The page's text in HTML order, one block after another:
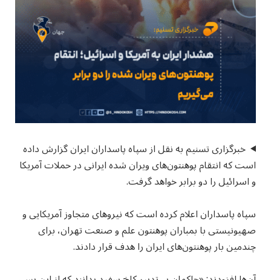
خبرگزاری تسنیم به نقل از سپاه پاسداران ایران گزارش داده
است که انتقام پوهنتون‌های ویران شده ایرانی در حملات آمریکا
و اسرائیل را دو برابر خواهد گرفت.
سپاه پاسداران اعلام کرده است که نیروهای متجاوز آمریکایی و
صهیونیستی با بمباران پوهنتون علم و صنعت تهران، برای
چندمین بار پوهنتون‌های ایران را هدف قرار دادند.